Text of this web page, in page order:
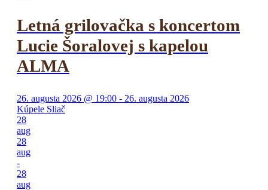
Letná grilovačka s koncertom
Lucie Šoralovej s kapelou
ALMA
26. augusta 2026 @ 19:00 - 26. augusta 2026
Kúpele Sliač
28
aug
28
aug
-
28
aug